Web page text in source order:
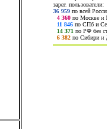
зарег. пользователи:
36 959 по всей
4 360 по Москве
11 846 по СПб и
14 371 по РФ без
6 382 по Сибири и